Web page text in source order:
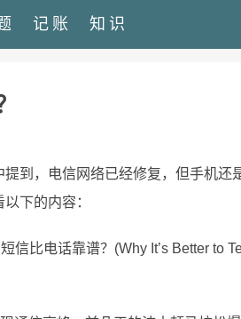
记账 知识
提到，电信网络已经修复，但手机还
下的内容：
比电话靠谱？(Why It’s Better to